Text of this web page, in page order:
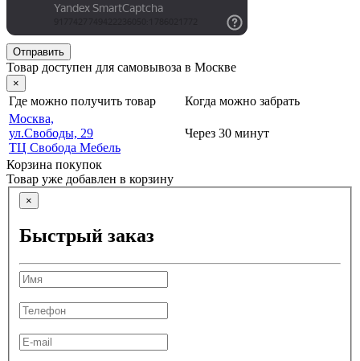
Отправить
Товар доступен для самовывоза в Москве
×
Где можно получить товар
Когда можно забрать
Москва,
ул.Свободы, 29
ТЦ Свобода Мебель
Через 30 минут
Корзина покупок
Товар уже добавлен в корзину
×
Быстрый заказ